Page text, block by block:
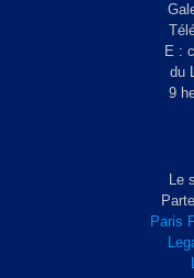
E :
du
9
Le
Paris